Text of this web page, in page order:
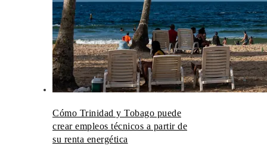
Cómo Trinidad y Tobago puede
crear empleos técnicos a partir de
su renta energética